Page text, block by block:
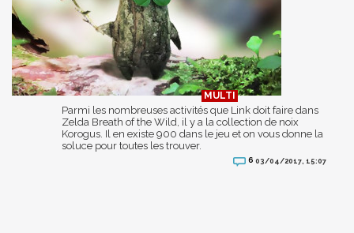
Parmi les nombreuses activités que Link doit faire dans
Zelda Breath of the Wild, il y a la collection de noix
Korogus. Il en existe 900 dans le jeu et on vous donne la
soluce pour toutes les trouver.
6 03/04/2017, 15:07